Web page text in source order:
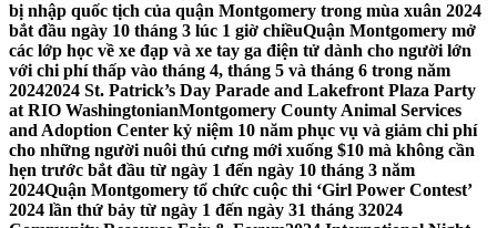
bị nhập quốc tịch của quận Montgomery trong mùa xuân 2024
bắt đầu ngày 10 tháng 3 lúc 1 giờ chiềuQuận Montgomery mở
các lớp học về xe đạp và xe tay ga điện tử dành cho người lớn
với chi phí thấp vào tháng 4, tháng 5 và tháng 6 trong năm
20242024 St. Patrick’s Day Parade and Lakefront Plaza Party
at RIO WashingtonianMontgomery County Animal Services
and Adoption Center kỷ niệm 10 năm phục vụ và giảm chi phí
cho những người nuôi thú cưng mới xuống $10 mà không cần
hẹn trước bắt đầu từ ngày 1 đến ngày 10 tháng 3 năm
2024Quận Montgomery tổ chức cuộc thi ‘Girl Power Contest’
2024 lần thứ bảy từ ngày 1 đến ngày 31 tháng 32024